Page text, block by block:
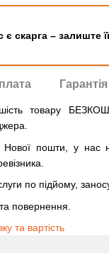
є скарга – залиште
Гарантія
товару
пошти, у нас
по підйому, заносу
повернення.
та вартість